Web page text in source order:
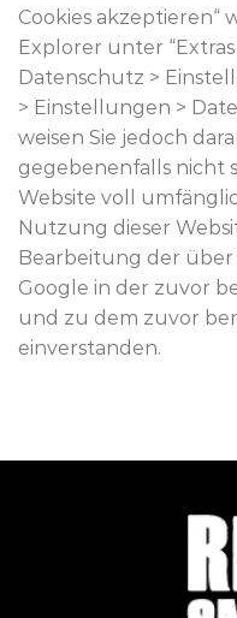
Cookies akzeptieren“
Explorer unter
Datenschutz >
> Einstellungen >
weisen Sie jedoch
gegebenenfalls nicht
Website voll
Nutzung dieser
Bearbeitung der
Google in der zuvor
und zu dem zuvor
einverstanden.